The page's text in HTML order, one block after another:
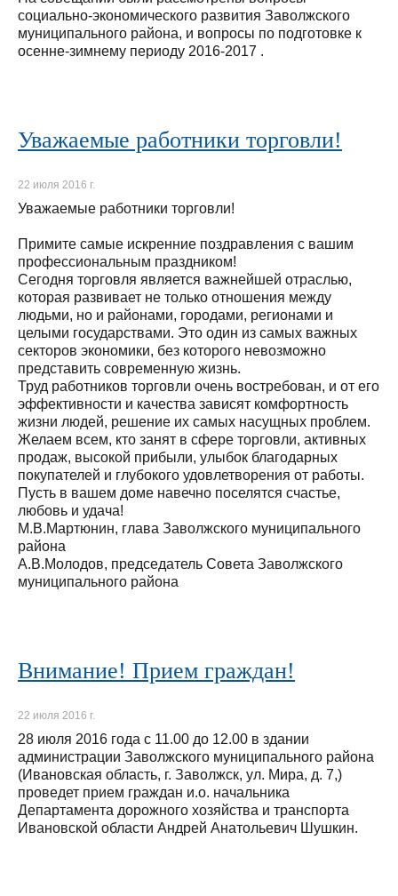
социально-экономического развития Заволжского
муниципального района, и вопросы по подготовке к
осенне-зимнему периоду 2016-2017 .
Уважаемые работники торговли!
22 июля 2016 г.
Уважаемые работники торговли!
Примите самые искренние поздравления с вашим
профессиональным праздником!
Сегодня торговля является важнейшей отраслью,
которая развивает не только отношения между
людьми, но и районами, городами, регионами и
целыми государствами. Это один из самых важных
секторов экономики, без которого невозможно
представить современную жизнь.
Труд работников торговли очень востребован, и от его
эффективности и качества зависят комфортность
жизни людей, решение их самых насущных проблем.
Желаем всем, кто занят в сфере торговли, активных
продаж, высокой прибыли, улыбок благодарных
покупателей и глубокого удовлетворения от работы.
Пусть в вашем доме навечно поселятся счастье,
любовь и удача!
М.В.Мартюнин, глава Заволжского муниципального
района
А.В.Молодов, председатель Совета Заволжского
муниципального района
Внимание! Прием граждан!
22 июля 2016 г.
28 июля 2016 года с 11.00 до 12.00 в здании
администрации Заволжского муниципального района
(Ивановская область, г. Заволжск, ул. Мира, д. 7,)
проведет прием граждан и.о. начальника
Департамента дорожного хозяйства и транспорта
Ивановской области Андрей Анатольевич Шушкин.